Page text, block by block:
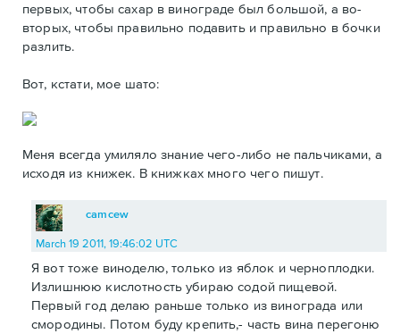
первых, чтобы сахар в винограде был большой, а во-
вторых, чтобы правильно подавить и правильно в бочки
разлить.
Вот, кстати, мое шато:
Меня всегда умиляло знание чего-либо не пальчиками, а
исходя из книжек. В книжках много чего пишут.
camcew
March 19 2011, 19:46:02 UTC
Я вот тоже виноделю, только из яблок и черноплодки.
Излишнюю кислотность убираю содой пищевой.
Первый год делаю раньше только из винограда или
смородины. Потом буду крепить,- часть вина перегоню